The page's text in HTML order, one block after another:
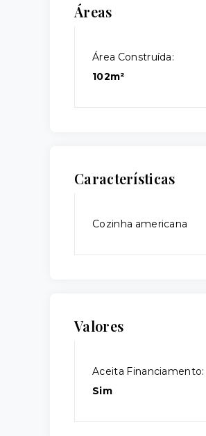
Áreas
Área Construída:
102m²
Características
Cozinha americana
Valores
Aceita Financiamento:
Sim